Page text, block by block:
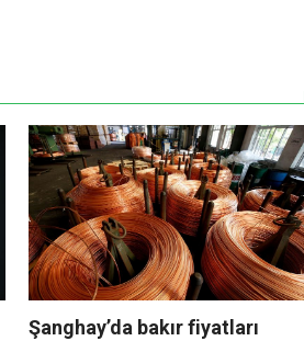
Şanghay’da bakır fiyatları